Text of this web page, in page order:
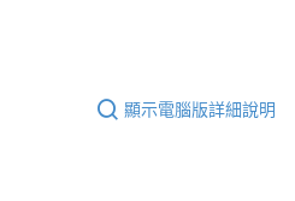
顯示電腦版詳細說明